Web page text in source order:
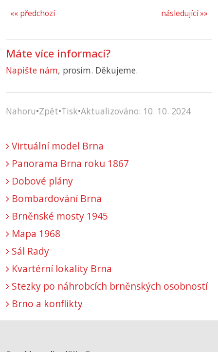
následující »»
«« předchozí
Máte více informací?
Napište nám, prosím. Děkujeme.
Nahoru•Zpět•Tisk•Aktualizováno: 10. 10. 2024
Virtuální model Brna
Panorama Brna roku 1867
Dobové plány
Bombardování Brna
Brněnské mosty 1945
Mapa 1968
Sál Rady
Kvartérní lokality Brna
Stezky po náhrobcích brněnských osobností
Brno a konflikty